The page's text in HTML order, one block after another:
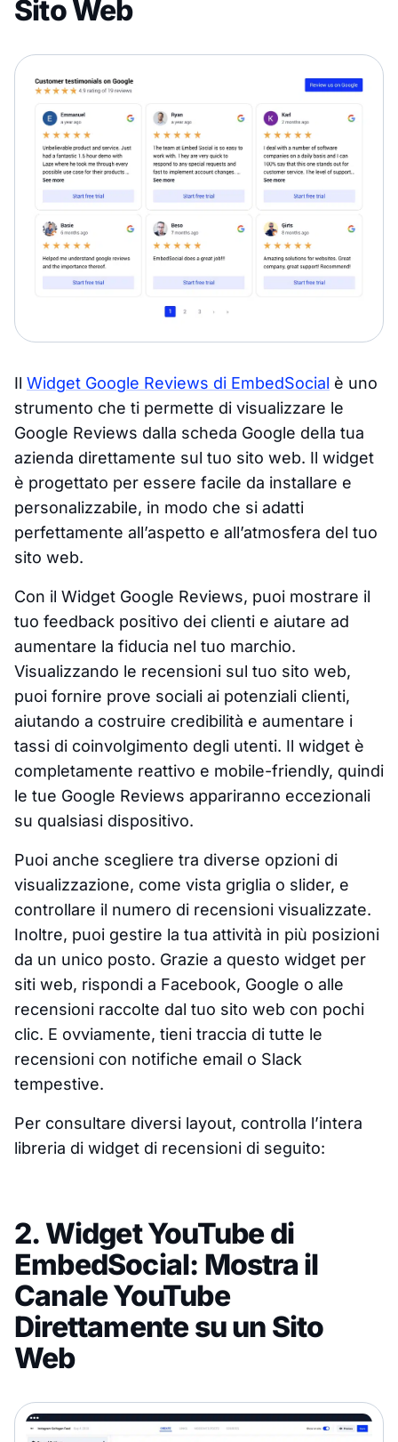
Sito Web
Il Widget Google Reviews di EmbedSocial è uno
strumento che ti permette di visualizzare le
Google Reviews dalla scheda Google della tua
azienda direttamente sul tuo sito web. Il widget
è progettato per essere facile da installare e
personalizzabile, in modo che si adatti
perfettamente all’aspetto e all’atmosfera del tuo
sito web.
Con il Widget Google Reviews, puoi mostrare il
tuo feedback positivo dei clienti e aiutare ad
aumentare la fiducia nel tuo marchio.
Visualizzando le recensioni sul tuo sito web,
puoi fornire prove sociali ai potenziali clienti,
aiutando a costruire credibilità e aumentare i
tassi di coinvolgimento degli utenti. Il widget è
completamente reattivo e mobile-friendly, quindi
le tue Google Reviews appariranno eccezionali
su qualsiasi dispositivo.
Puoi anche scegliere tra diverse opzioni di
visualizzazione, come vista griglia o slider, e
controllare il numero di recensioni visualizzate.
Inoltre, puoi gestire la tua attività in più posizioni
da un unico posto. Grazie a questo widget per
siti web, rispondi a Facebook, Google o alle
recensioni raccolte dal tuo sito web con pochi
clic. E ovviamente, tieni traccia di tutte le
recensioni con notifiche email o Slack
tempestive.
Per consultare diversi layout, controlla l’intera
libreria di widget di recensioni di seguito:
2. Widget YouTube di
EmbedSocial: Mostra il
Canale YouTube
Direttamente su un Sito
Web